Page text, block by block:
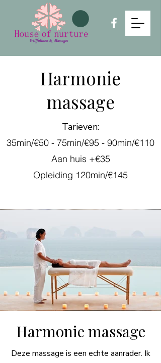
Harmonie
massage
Tarieven:
35min/€50 - 75min/€95 - 90min/€110
Aan huis +€35
Opleiding 120min/€145
Harmonie massage
Deze massage is een echte aanrader. Ik